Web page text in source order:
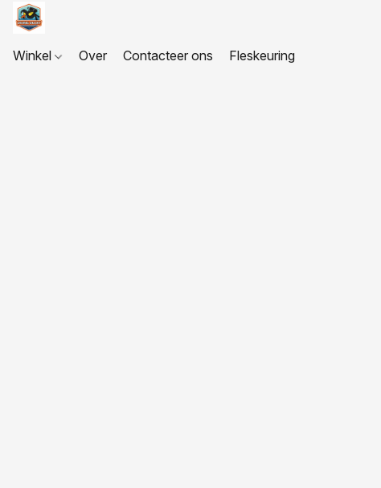
Winkel Over Contacteer ons Fleskeuring